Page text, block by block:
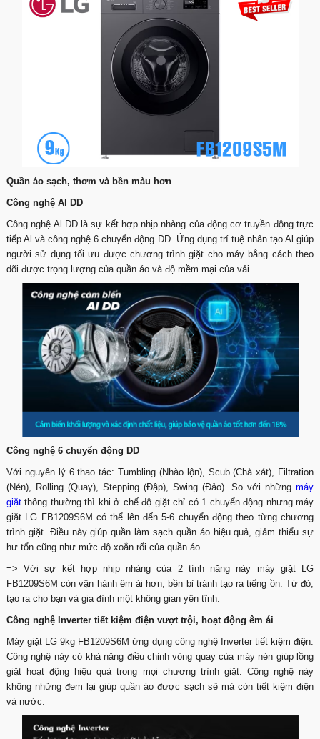
Quần áo sạch, thơm và bền màu hơn
Công nghệ Al DD
Công nghệ Al DD là sự kết hợp nhịp nhàng của động cơ truyền động trực
tiếp Al và công nghệ 6 chuyển động DD. Ứng dụng trí tuệ nhân tạo Al giúp
người sử dụng tối ưu được chương trình giặt cho máy bằng cách theo
dõi được trọng lượng của quần áo và độ mềm mại của vải.
Công nghệ 6 chuyển động DD
Với nguyên lý 6 thao tác: Tumbling (Nhào lộn), Scub (Chà xát), Filtration
(Nén), Rolling (Quay), Stepping (Đập), Swing (Đảo). So với những máy
giặt thông thường thì khi ở chế độ giặt chỉ có 1 chuyển động nhưng máy
giặt LG FB1209S6M có thể lên đến 5-6 chuyển động theo từng chương
trình giặt. Điều này giúp quần làm sạch quần áo hiệu quả, giảm thiểu sự
hư tổn cũng như mức độ xoắn rối của quần áo.
=> Với sự kết hợp nhịp nhàng của 2 tính năng này máy giặt LG
FB1209S6M còn vận hành êm ái hơn, bền bỉ tránh tạo ra tiếng ồn. Từ đó,
tạo ra cho bạn và gia đình một không gian yên tĩnh.
Công nghệ Inverter tiết kiệm điện vượt trội, hoạt động êm ái
Máy giặt LG 9kg FB1209S6M ứng dụng công nghệ Inverter tiết kiệm điện.
Công nghệ này có khả năng điều chỉnh vòng quay của máy nén giúp lồng
giặt hoạt động hiệu quả trong mọi chương trình giặt. Công nghệ này
không những đem lại giúp quần áo được sạch sẽ mà còn tiết kiệm điện
và nước.